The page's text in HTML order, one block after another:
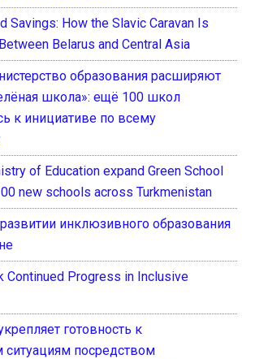
Savings: How the Slavic Caravan Is
Belarus and Central Asia
образования расширяют
школа»: ещё 100 школ
к инициативе по всему
of Education expand Green School
new schools across Turkmenistan
инклюзивного образования
Continued Progress in Inclusive
готовность к
посредством